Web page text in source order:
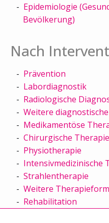
Epidemiologie
Bevölkerung)
Nach
Prävention
Labordiagnostik
Radiologische
Weitere
Medikamentöse
Chirurgische Therapie
Physiotherapie
Intensivmedizinische
Strahlentherapie
Weitere
Rehabilitation